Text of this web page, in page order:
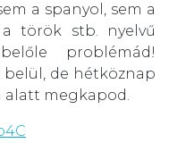
a spanyol, sem a
török stb. nyelvű
problémád!
belül, de hétköznap
alatt megkapod.